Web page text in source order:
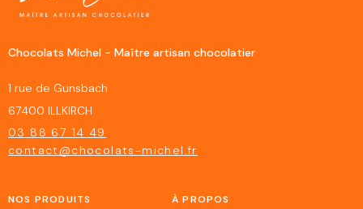
Chocolats Michel - Maître artisan chocolatier
1 rue de Gunsbach
67400 ILLKIRCH
03 88 67 14 49
contact@chocolats-michel.fr
NOS PRODUITS À PROPOS